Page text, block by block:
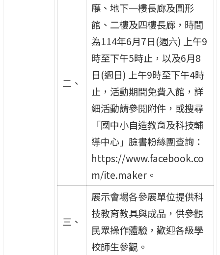
二、
廳、地下一樓長廊及圓形
館、二樓及四樓長廊，時間
為114年6月7日(週六) 上午9
時至下午5時止，以及6月8
日(週日) 上午9時至下午4時
止，活動期間免費入館，詳
細活動請參閱附件，或搜尋
「國中小自造教育及科技輔
導中心」臉書粉絲團查詢：
https://www.facebook.co
m/ite.maker。
三、
展示會場各參展單位提供科
技教育教具與成品，供參觀
民眾操作體驗，歡迎各級學
校師生參觀。